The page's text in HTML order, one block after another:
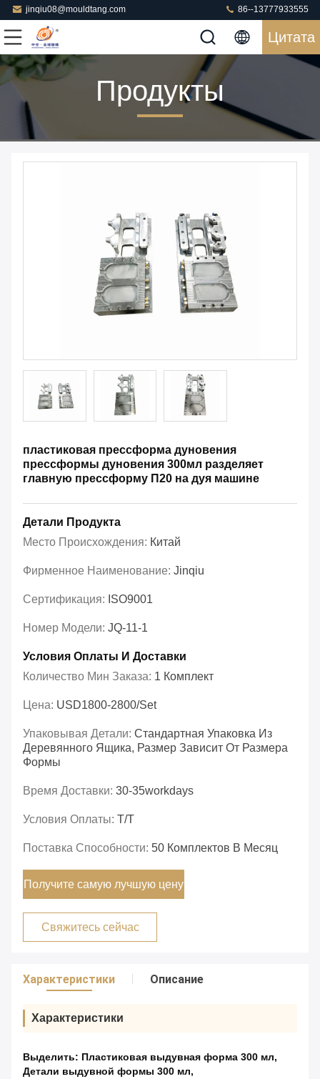
jinqiu08@mouldtang.com 86--13777933555
Цитата
Продукты
пластиковая прессформа дуновения
прессформы дуновения 300мл разделяет
главную прессформу П20 на дуя машине
Детали Продукта
Место Происхождения: Китай
Фирменное Наименование: Jinqiu
Сертификация: ISO9001
Номер Модели: JQ-11-1
Условия Оплаты И Доставки
Количество Мин Заказа: 1 Комплект
Цена: USD1800-2800/set
Упаковывая Детали: Стандартная Упаковка Из
Деревянного Ящика, Размер Зависит От Размера
Формы
Время Доставки: 30-35workdays
Условия Оплаты: Т/Т
Поставка Способности: 50 Комплектов В Месяц
Получите самую лучшую цену
Свяжитесь сейчас
Характеристики Описание
Характеристики
Выделить: Пластиковая выдувная форма 300 мл,
Детали выдувной формы 300 мл,